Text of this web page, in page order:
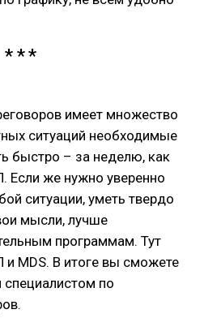
имеет множество
ситуаций необходимые
быстро – за неделю, как
Если же нужно уверенно
ситуации, уметь твердо
мысли, лучше
программам. Тут
MDS. В итоге вы сможете
по